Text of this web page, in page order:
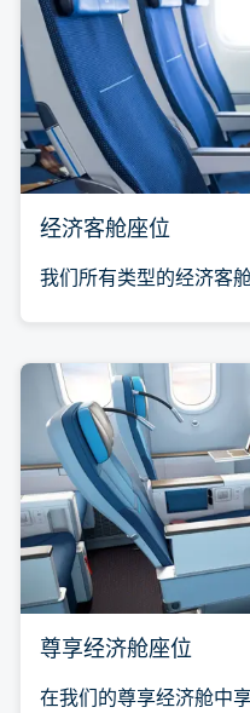
经济客舱座位
我们所有类型的经济客
尊享经济舱座位
在我们的尊享经济舱中